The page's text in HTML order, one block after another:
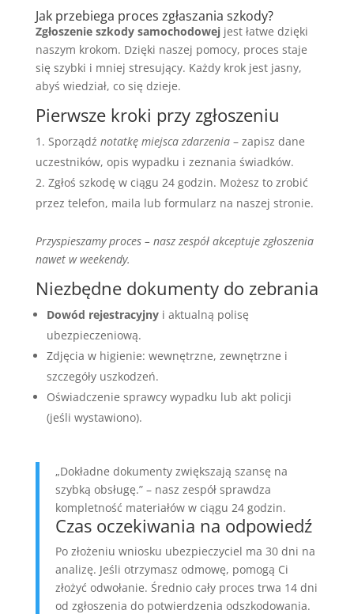
Jak przebiega proces zgłaszania szkody?
Zgłoszenie szkody samochodowejjest łatwe dzięki
naszym krokom. Dzięki naszej pomocy, proces staje
się szybki i mniej stresujący. Każdy krok jest jasny,
abyś wiedział, co się dzieje.
Pierwsze kroki przy zgłoszeniu
Sporządź notatkę miejsca zdarzenia– zapisz dane
uczestników, opis wypadku i zeznania świadków.
Zgłoś szkodę w ciągu 24 godzin. Możesz to zrobić
przez telefon, maila lub formularz na naszej stronie.
Przyspieszamy proces – nasz zespół akceptuje zgłoszenia
nawet w weekendy.
Niezbędne dokumenty do zebrania
Dowód rejestracyjnyi aktualną polisę
ubezpieczeniową.
Zdjęcia w higienie: wewnętrzne, zewnętrzne i
szczegóły uszkodzeń.
Oświadczenie sprawcy wypadku lub akt policji
(jeśli wystawiono).
„Dokładne dokumenty zwiększają szansę na
szybką obsługę.” – nasz zespół sprawdza
kompletność materiałów w ciągu 24 godzin.
Czas oczekiwania na odpowiedź
Po złożeniu wniosku ubezpieczyciel ma 30 dni na
analizę. Jeśli otrzymasz odmowę, pomogą Ci
złożyć odwołanie. Średnio cały proces trwa 14 dni
od zgłoszenia do potwierdzenia odszkodowania.